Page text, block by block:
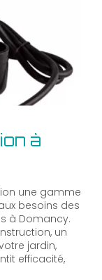
à
une gamme
besoins des
à Domancy.
un
jardin,
efficacité,